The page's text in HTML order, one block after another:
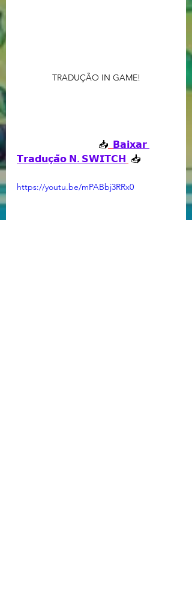
TRADUÇÃO IN GAME!
📥
𝗕𝗮𝗶𝘅𝗮𝗿
𝗧𝗿𝗮𝗱𝘂𝗰̧𝗮̃𝗼 𝗡. 𝗦𝗪𝗜𝗧𝗖𝗛
📥
https://youtu.be/mPABbj3RRx0